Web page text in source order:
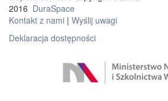
2016 DuraSpace
Kontakt z nami | Wyślij uwagi
Deklaracja dostępności